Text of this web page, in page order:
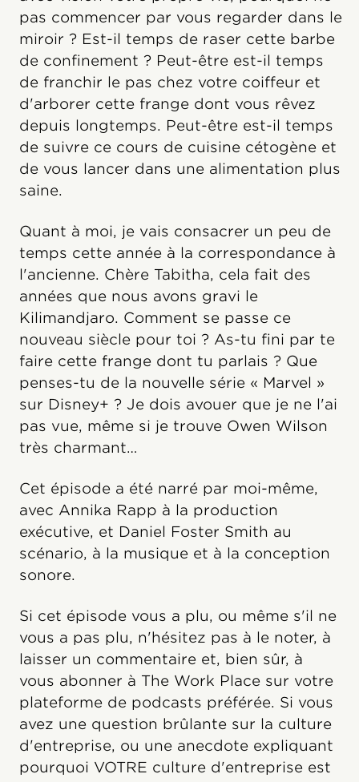
pas commencer par vous regarder dans le
miroir ? Est-il temps de raser cette barbe
de confinement ? Peut-être est-il temps
de franchir le pas chez votre coiffeur et
d'arborer cette frange dont vous rêvez
depuis longtemps. Peut-être est-il temps
de suivre ce cours de cuisine cétogène et
de vous lancer dans une alimentation plus
saine.
Quant à moi, je vais consacrer un peu de
temps cette année à la correspondance à
l'ancienne. Chère Tabitha, cela fait des
années que nous avons gravi le
Kilimandjaro. Comment se passe ce
nouveau siècle pour toi ? As-tu fini par te
faire cette frange dont tu parlais ? Que
penses-tu de la nouvelle série « Marvel »
sur Disney+ ? Je dois avouer que je ne l'ai
pas vue, même si je trouve Owen Wilson
très charmant…
Cet épisode a été narré par moi-même,
avec Annika Rapp à la production
exécutive, et Daniel Foster Smith au
scénario, à la musique et à la conception
sonore.
Si cet épisode vous a plu, ou même s'il ne
vous a pas plu, n'hésitez pas à le noter, à
laisser un commentaire et, bien sûr, à
vous abonner à The Work Place sur votre
plateforme de podcasts préférée. Si vous
avez une question brûlante sur la culture
d'entreprise, ou une anecdote expliquant
pourquoi VOTRE culture d'entreprise est